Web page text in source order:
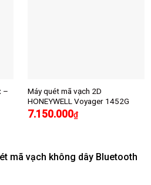
–
Máy quét mã vạch 2D
HONEYWELL Voyager 1452G
7.150.000₫
mã vạch không dây Bluetooth